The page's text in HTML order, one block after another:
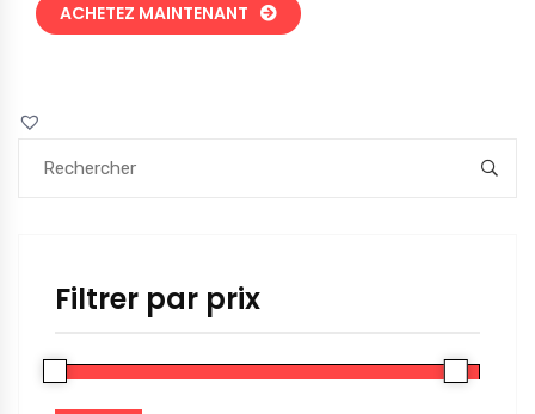
Filtrer par prix
ACHETEZ MAINTENANT